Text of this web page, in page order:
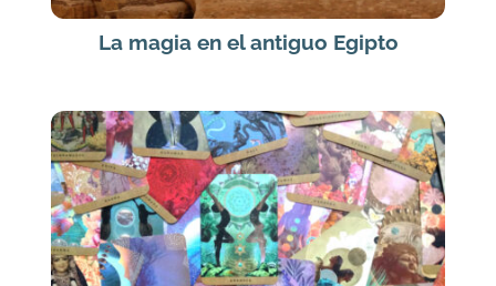
La magia en el antiguo Egipto